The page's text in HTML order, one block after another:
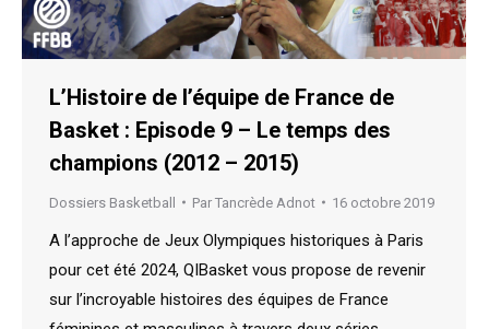
L’Histoire de l’équipe de France de
Basket : Episode 9 – Le temps des
champions (2012 – 2015)
Dossiers Basketball Par Tancrède Adnot 16 octobre 2019
A l’approche de Jeux Olympiques historiques à Paris
pour cet été 2024, QIBasket vous propose de revenir
sur l’incroyable histoires des équipes de France